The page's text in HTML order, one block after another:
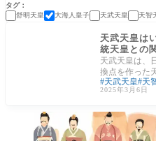
タグ
舒明天皇
大海人皇子 天武天皇 天智
飛鳥時代
天武天皇は
統天皇との
天武天皇は、
換点を作った
の乱に勝利し
心の中
天武天皇 天
2025年3月6日